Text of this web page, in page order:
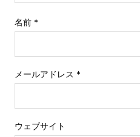
名前 *
メールアドレス *
ウェブサイト